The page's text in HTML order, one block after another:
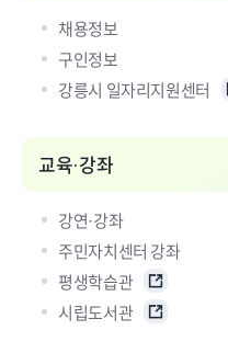
채용정보
구인정보
강릉시 일자리지원센터
교육·강좌
강연·강좌
주민자치센터 강좌
평생학습관
시립도서관